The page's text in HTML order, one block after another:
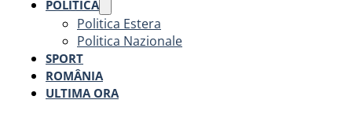
POLITICA
Politica Estera
Politica Nazionale
SPORT
ROMÂNIA
ULTIMA ORA